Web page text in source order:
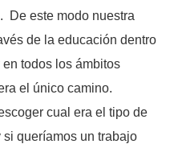
De este modo nuestra
de la educación dentro
todos los ámbitos
el único camino.
cual era el tipo de
queríamos un trabajo